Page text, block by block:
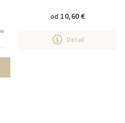
od 10,60 €
Detail